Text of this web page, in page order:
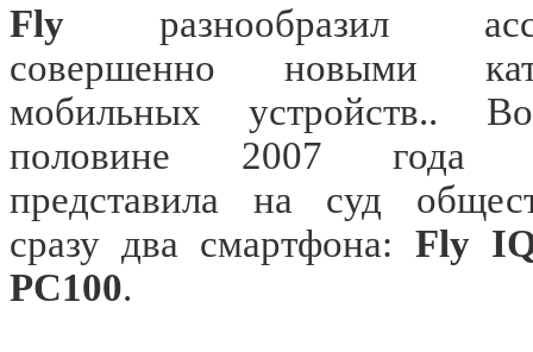
Fly
разнообразил
совершенно новыми
мобильных устройств..
половине 2007 года
представила на суд
сразу два смартфона: Fly
PC100.